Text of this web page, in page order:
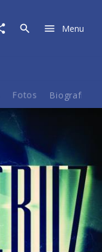
Menu
Fotos Biografie